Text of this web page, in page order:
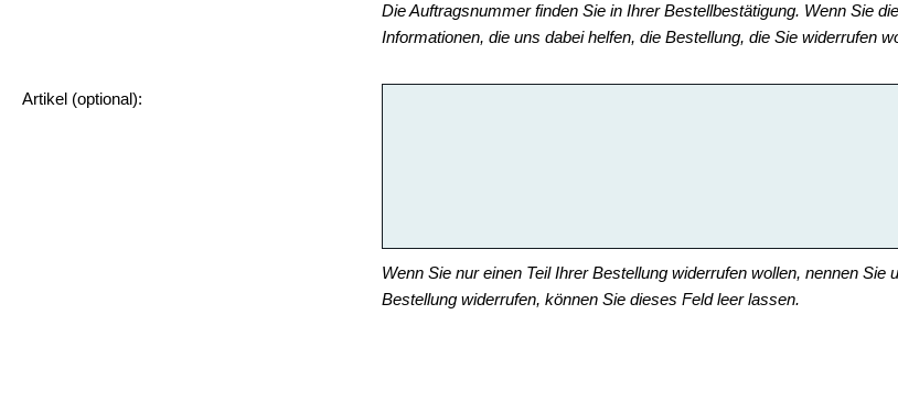
Die Auftragsnummer finden Sie in Ihrer Bestellbestätigung. Wenn Sie
Informationen, die uns dabei helfen, die Bestellung, die Sie widerrufen
Artikel (optional):
Wenn Sie nur einen Teil Ihrer Bestellung widerrufen wollen, nennen
Bestellung widerrufen, können Sie dieses Feld leer lassen.